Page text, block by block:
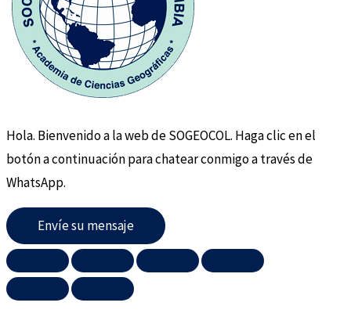
Hola. Bienvenido a la web de SOGEOCOL. Haga clic en el
botón a continuación para chatear conmigo a través de
WhatsApp.
Envíe su mensaje